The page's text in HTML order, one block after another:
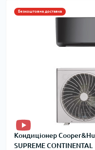
Безкоштовна доставка
Кондиціонер
SUPREME CONTINENTAL